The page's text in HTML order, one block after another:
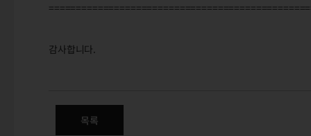
감사합니다.
목록